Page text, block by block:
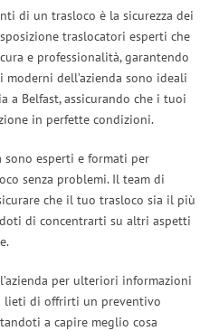
di un trasloco è la sicurezza dei
traslocatori esperti che
e professionalità, garantendo
dell’azienda sono ideali
a Belfast, assicurando che i tuoi
in perfette condizioni.
sono esperti e formati per
senza problemi. Il team di
che il tuo trasloco sia il più
di concentrarti su altri aspetti
per ulteriori informazioni
lieti di offrirti un preventivo
a capire meglio cosa